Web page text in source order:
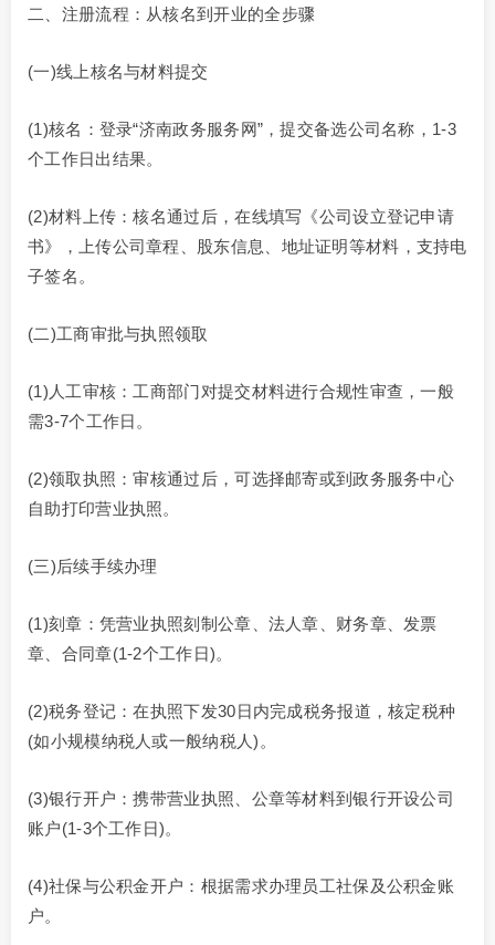
二、注册流程：从核名到开业的全步骤
(一)线上核名与材料提交
(1)核名：登录“济南政务服务网”，提交备选公司名称，1-3
个工作日出结果。
(2)材料上传：核名通过后，在线填写《公司设立登记申请
书》，上传公司章程、股东信息、地址证明等材料，支持电
子签名。
(二)工商审批与执照领取
(1)人工审核：工商部门对提交材料进行合规性审查，一般
需3-7个工作日。
(2)领取执照：审核通过后，可选择邮寄或到政务服务中心
自助打印营业执照。
(三)后续手续办理
(1)刻章：凭营业执照刻制公章、法人章、财务章、发票
章、合同章(1-2个工作日)。
(2)税务登记：在执照下发30日内完成税务报道，核定税种
(如小规模纳税人或一般纳税人)。
(3)银行开户：携带营业执照、公章等材料到银行开设公司
账户(1-3个工作日)。
(4)社保与公积金开户：根据需求办理员工社保及公积金账
户。